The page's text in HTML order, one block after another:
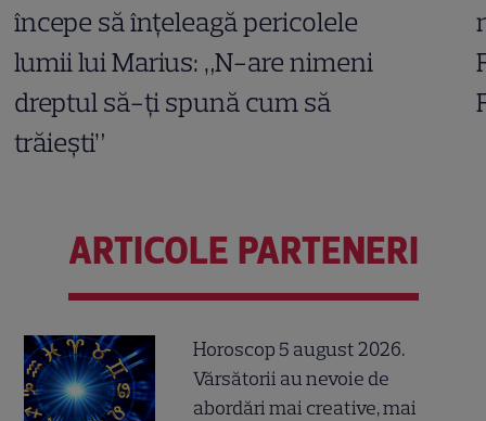
începe să înțeleagă pericolele
lumii lui Marius: „N-are nimeni
dreptul să-ți spună cum să
trăiești”
ARTICOLE PARTENERI
Horoscop 5 august 2026.
Vărsătorii au nevoie de
abordări mai creative, mai